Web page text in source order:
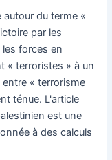
du terme «
par les
forces en
« terroristes » à un
« terrorisme
ténue. L'article
est une
à des calculs